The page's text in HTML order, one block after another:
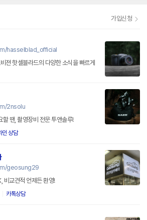
가입신청
hasselblad_official
젼 핫셀블라드의 다양한 소식을 빠르게
2nsolu
땐, 촬영장비 전문 투앤솔루!
인 상담
geosung29
비교견적 언제든 환영!
카톡상담